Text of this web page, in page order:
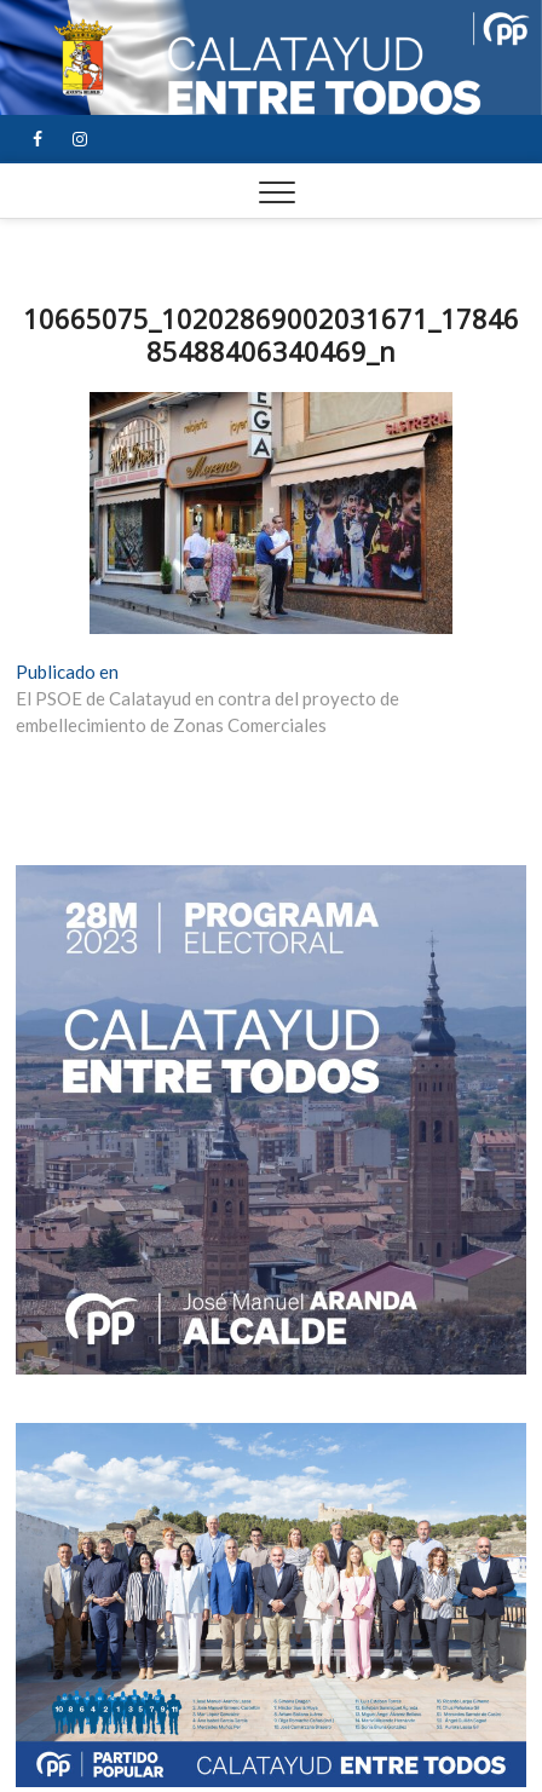
FACEBOOK
YOUTUBE
INSTAGRAM
10665075_10202869002031671_17846
85488406340469_n
Navegación
de
Publicado en
El PSOE de Calatayud en contra del proyecto de
embellecimiento de Zonas Comerciales